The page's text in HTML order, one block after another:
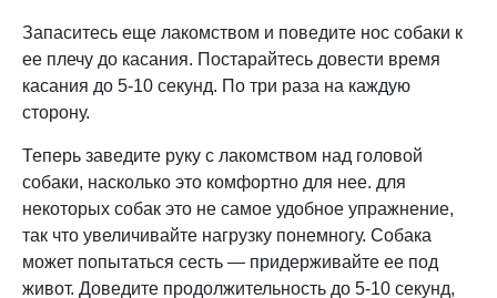
Запаситесь еще лакомством и поведите нос собаки к
ее плечу до касания. Постарайтесь довести время
касания до 5-10 секунд. По три раза на каждую
сторону.
Теперь заведите руку с лакомством над головой
собаки, насколько это комфортно для нее. для
некоторых собак это не самое удобное упражнение,
так что увеличивайте нагрузку понемногу. Собака
может попытаться сесть — придерживайте ее под
живот. Доведите продолжительность до 5-10 секунд,